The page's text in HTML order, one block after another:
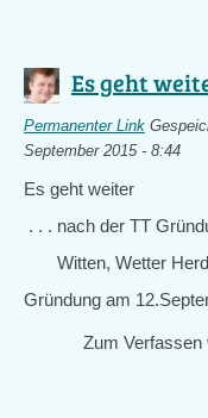
Es geht
Permanenter Link
September 2015 - 8:44
Es geht weiter
. . . nach der TT
Witten, Wetter
Gründung am
Zum Verfassen